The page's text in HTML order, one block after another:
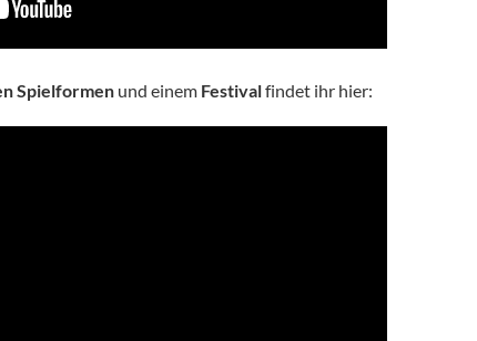
Spielformen und einem Festivalfindet ihr hier: